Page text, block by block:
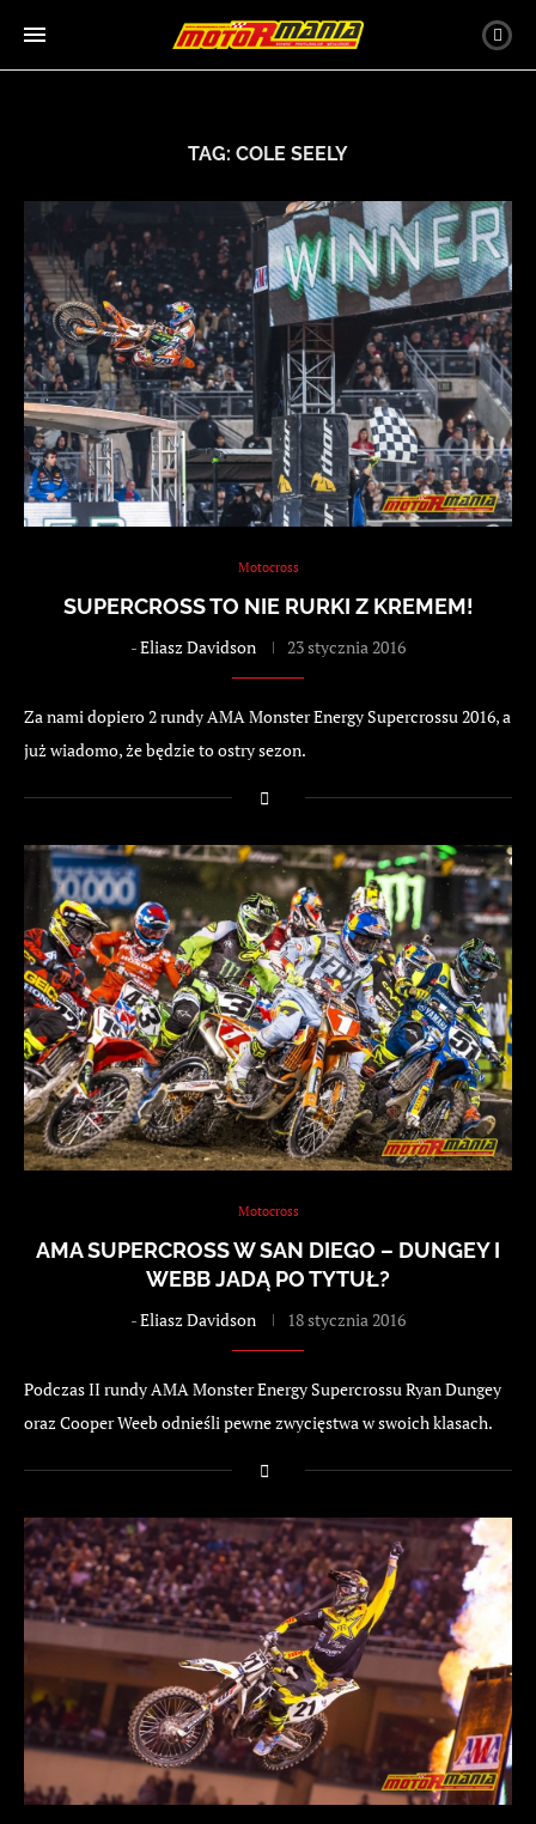
TAG: COLE SEELY
Motocross
SUPERCROSS TO NIE RURKI Z KREMEM!
-Eliasz Davidson 23 stycznia 2016
Za nami dopiero 2 rundy AMA Monster Energy Supercrossu 2016, a
już wiadomo, że będzie to ostry sezon.
Motocross
AMA SUPERCROSS W SAN DIEGO – DUNGEY I
WEBB JADĄ PO TYTUŁ?
-Eliasz Davidson 18 stycznia 2016
Podczas II rundy AMA Monster Energy Supercrossu Ryan Dungey
oraz Cooper Weeb odnieśli pewne zwycięstwa w swoich klasach.